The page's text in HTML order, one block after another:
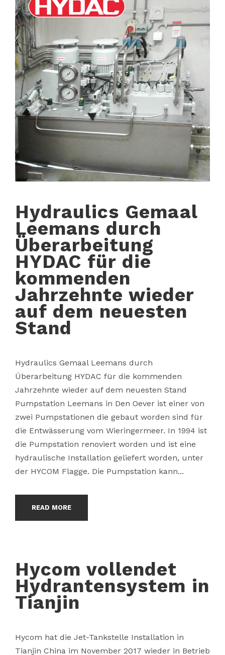
Hydraulics Gemaal
Leemans durch
Überarbeitung
HYDAC für die
kommenden
Jahrzehnte wieder
auf dem neuesten
Stand
Hydraulics Gemaal Leemans durch
Überarbeitung HYDAC für die kommenden
Jahrzehnte wieder auf dem neuesten Stand
Pumpstation Leemans in Den Oever ist einer von
zwei Pumpstationen die gebaut worden sind für
die Entwässerung vom Wieringermeer. In 1994 ist
die Pumpstation renoviert worden und ist eine
hydraulische Installation geliefert worden, unter
der HYCOM Flagge. Die Pumpstation kann...
READ MORE
Hycom vollendet
Hydrantensystem in
Tianjin
Hycom hat die Jet-Tankstelle Installation in
Tianjin China im November 2017 wieder in Betrieb